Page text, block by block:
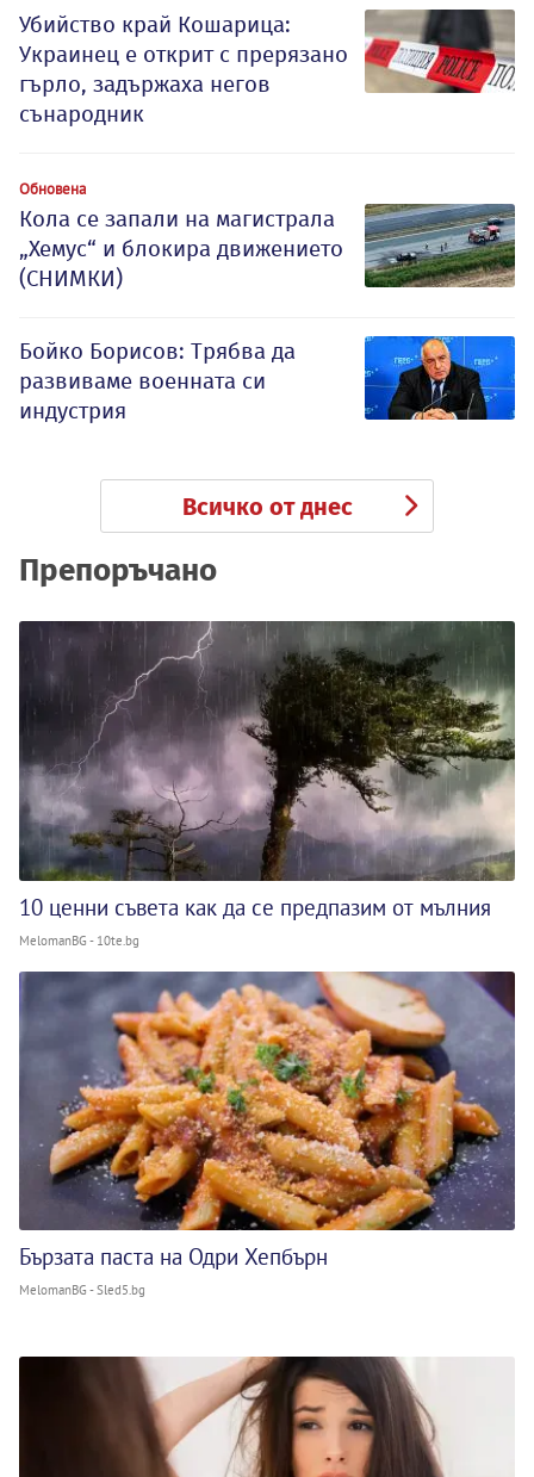
Убийство край Кошарица:
Украинец е открит с прерязано
гърло, задържаха негов
сънародник
Обновена
Кола се запали на магистрала
„Хемус“ и блокира движението
(СНИМКИ)
Бойко Борисов: Трябва да
развиваме военната си
индустрия
Всичко от днес
Препоръчано
10 ценни съвета как да се предпазим от мълния
MelomanBG - 10te.bg
Бързата паста на Одри Хепбърн
MelomanBG - Sled5.bg